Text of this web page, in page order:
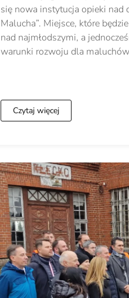
się nowa instytucja opieki nad
Malucha”. Miejsce, które
nad najmłodszymi, a
warunki rozwoju dla
Czytaj więcej